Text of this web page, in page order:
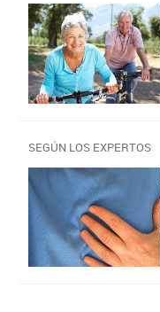
SEGÚN LOS EXPERTOS